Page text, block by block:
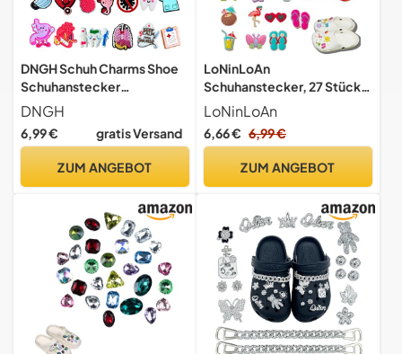
DNGH Schuh Charms Shoe
Schuhanstecker
Krankenschwester Medizin
Schuhanhänger Schuhe
Charm Karikatur Arzt Nurse
Schuhe DIY Dekorationen
DNGH
6,99 € gratis Versand
ZUM ANGEBOT
LoNinLoAn
Schuhanstecker, 27 Stück
Anstecker Schuh Charms,
Schuhschmuck Pins,
Cartoon-
Anstecker Hole Shoe
Dekorationen
LoNinLoAn
6,66 € 6,99 €
ZUM ANGEBOT